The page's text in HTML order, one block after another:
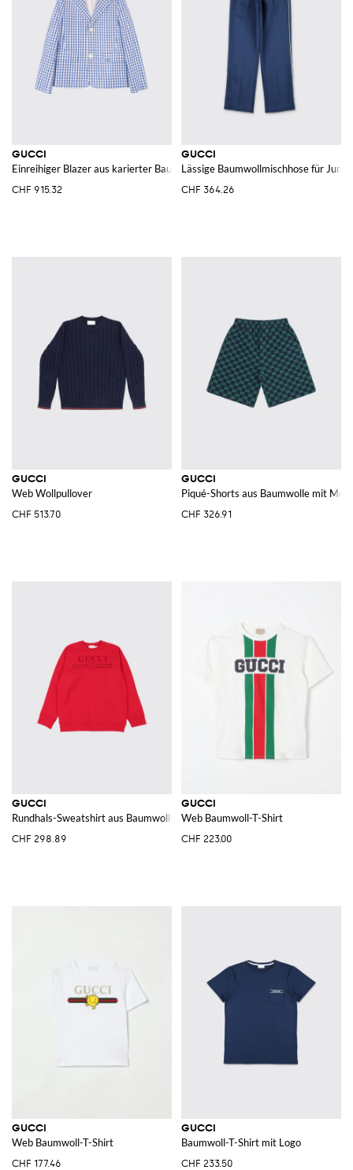
GUCCI
Einreihiger Blazer aus karierter Baumwolle
CHF 915.32
GUCCI
Lässige Baumwollmischhose für
CHF 364.26
GUCCI
Web Wollpullover
CHF 513.70
GUCCI
Piqué-Shorts aus Baumwolle mit
CHF 326.91
GUCCI
Rundhals-Sweatshirt aus Baumwolle mit Logo
CHF 298.89
GUCCI
Web Baumwoll-T-Shirt
CHF 223.00
GUCCI
Web Baumwoll-T-Shirt
CHF 177.46
GUCCI
Baumwoll-T-Shirt mit Logo
CHF 233.50